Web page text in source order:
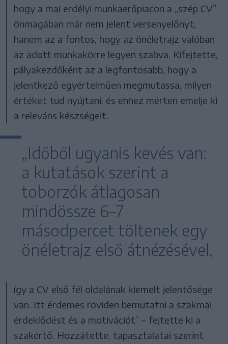
hogy a mai erdélyi munkaerőpiacon a „szép CV”
önmagában már nem jelent versenyelőnyt,
hanem az a fontos, hogy az önéletrajz valóban
az adott munkakörre legyen szabva. Kifejtette,
pályakezdőként az a legfontosabb, hogy a
jelentkező egyértelműen megmutassa, milyen
értéket tud nyújtani, és ehhez mérten emelje ki
a releváns készségeit.
„Időből ugyanis kevés van:
a kutatások szerint a
toborzók átlagosan
mindössze 6–7
másodpercet töltenek egy
önéletrajz első átnézésével,
így a CV első fél oldalának kiemelt jelentősége
van. Itt érdemes röviden bemutatni a szakmai
érdeklődést és a motivációt” – fejtette ki a
szakértő. Hozzátette, tapasztalatai szerint